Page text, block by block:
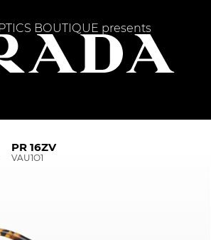
BOUTIQUE presents
PR 16ZV
VAU1O1